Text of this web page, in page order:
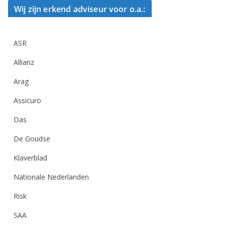
Wij zijn erkend adviseur voor o.a.:
ASR
Allianz
Arag
Assicuro
Das
De Goudse
Klaverblad
Nationale Nederlanden
Risk
SAA